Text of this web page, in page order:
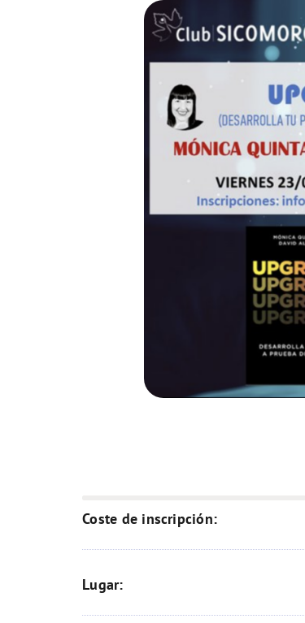
Coste de inscripción:
Lugar: